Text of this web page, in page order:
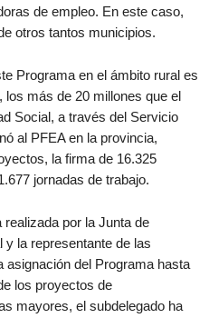
de empleo. En este caso,
otros tantos municipios.
Programa en el ámbito rural es
los más de 20 millones que el
Social, a través del Servicio
al PFEA en la provincia,
la firma de 16.325
jornadas de trabajo.
realizada por la Junta de
la representante de las
asignación del Programa hasta
los proyectos de
mayores, el subdelegado ha